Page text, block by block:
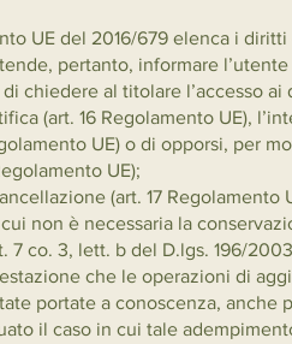
UE del 2016/679 elenca i
pertanto, informare l’utente
chiedere al titolare l’accesso
(art. 16 Regolamento UE),
UE) o di opporsi, per
UE);
(art. 17
non è necessaria la
7 co. 3, lett. b del D.lgs. 196/
che le operazioni di
portate a conoscenza,
il caso in cui tale